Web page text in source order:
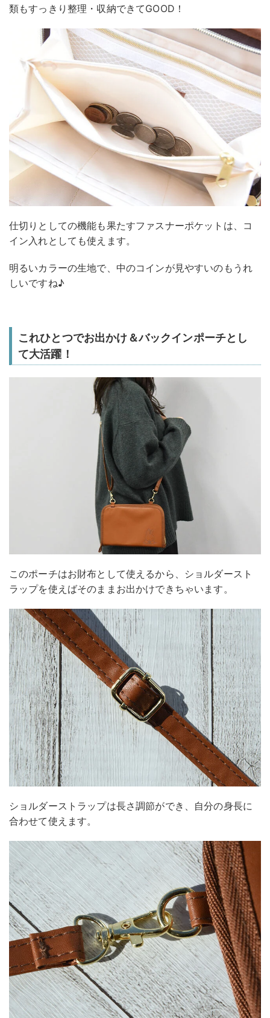
類もすっきり整理・収納できてGOOD！
仕切りとしての機能も果たすファスナーポケットは、コ
イン入れとしても使えます。
明るいカラーの生地で、中のコインが見やすいのもうれ
しいですね♪
これひとつでお出かけ＆バックインポーチとし
て大活躍！
このポーチはお財布として使えるから、ショルダースト
ラップを使えばそのままお出かけできちゃいます。
ショルダーストラップは長さ調節ができ、自分の身長に
合わせて使えます。